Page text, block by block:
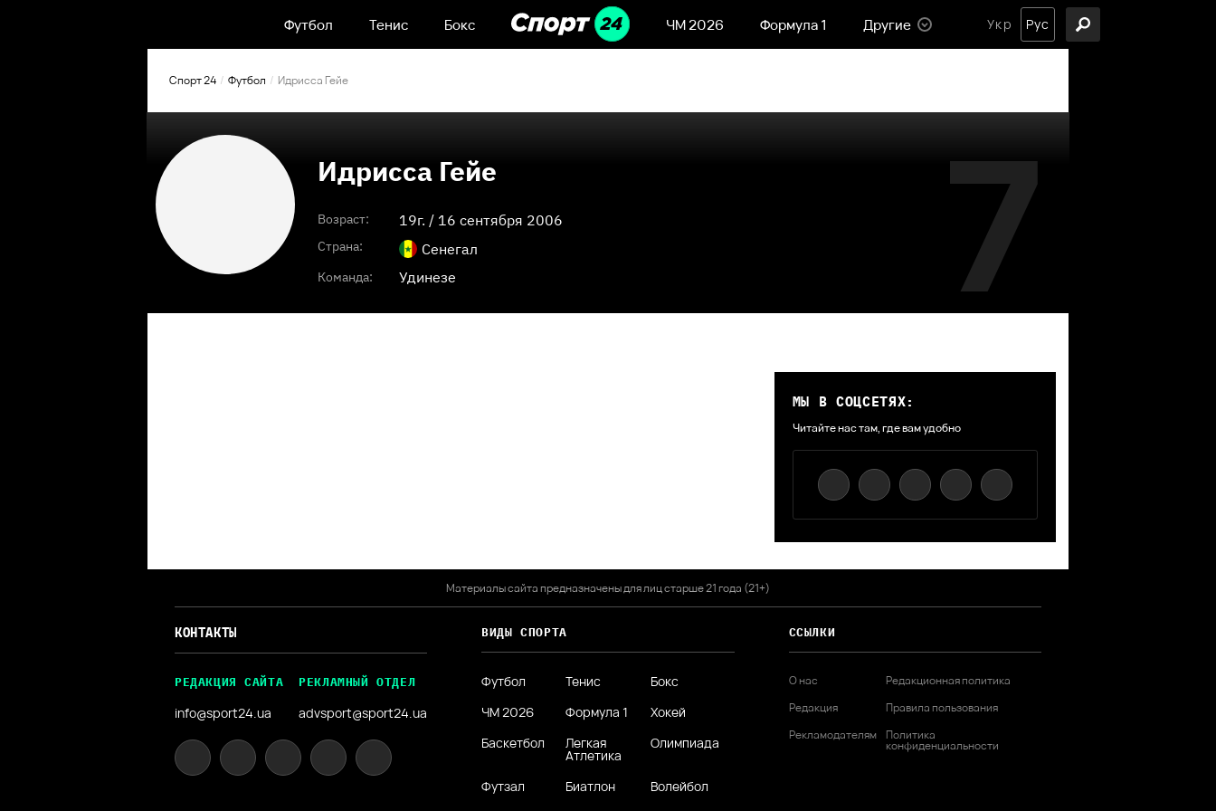
Футбол Тенис Бокс ЧМ 2026 Формула 1 Другие Укр Рус
Спорт 24 Футбол Идрисса Гейе
Идрисса Гейе
Возраст: 19г. / 16 сентября 2006
Страна: Сенегал
Команда: Удинезе 7
МЫ В СОЦСЕТЯХ:
Читайте нас там, где вам удобно
Материалы сайта предназначены для лиц старше 21 года (21+)
КОНТАКТЫ
РЕДАКЦИЯ САЙТА
info@sport24.ua
РЕКЛАМНЫЙ ОТДЕЛ
advsport@sport24.ua
ВИДЫ СПОРТА
Футбол Тенис
Бокс
ЧМ 2026
Формула 1
Хокей
Баскетбол
Легкая
Атлетика
Олимпиада
Футзал Биатлон
Волейбол
ССЫЛКИ
О нас
Редакция
Рекламодателям
Редакционная политика
Правила пользования
Политика
конфиденциальности